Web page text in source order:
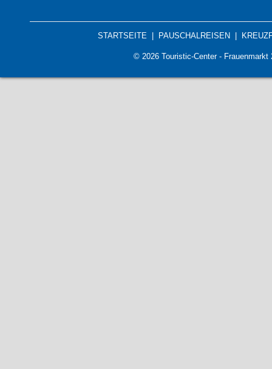
STARTSEITE| PAUSCHALREISEN
© 2026 Touristic-Center -